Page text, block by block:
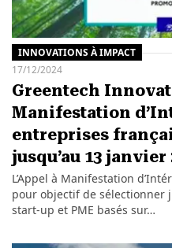
INNOVATIONS À IMPACT
17/12/2024
Greentech
Manifestation
entreprises
jusqu’au 13 janvier
L’Appel à Manifestation
pour objectif de sélectionner
start-up et PME basés sur…